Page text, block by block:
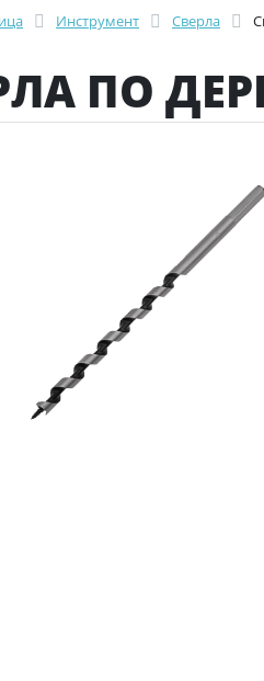
Инструмент Сверла
ПО